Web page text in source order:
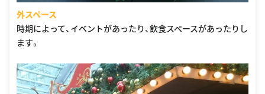
外スペース
時期によって、イベントがあったり、飲食スペースがあったりし
ます。